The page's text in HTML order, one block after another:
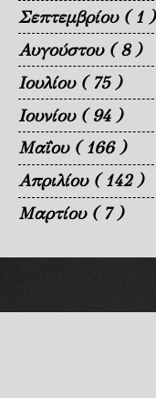
Σεπτεμβρίου ( 1 )
Αυγούστου ( 8 )
Ιουλίου ( 75 )
Ιουνίου ( 94 )
Μαΐου ( 166 )
Απριλίου ( 142 )
Μαρτίου ( 7 )